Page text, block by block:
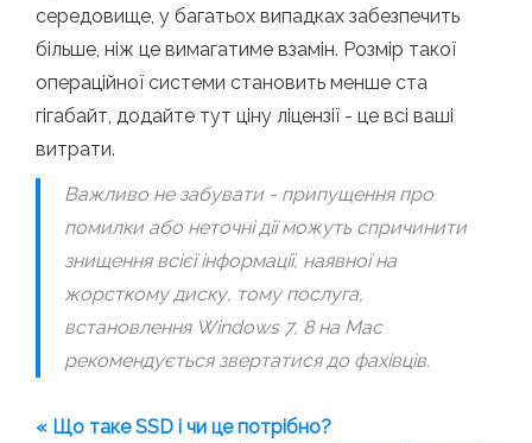
середовище, у багатьох випадках забезпечить
більше, ніж це вимагатиме взамін. Розмір такої
операційної системи становить менше ста
гігабайт, додайте тут ціну ліцензії - це всі ваші
витрати.
Важливо не забувати - припущення про
помилки або неточні дії можуть спричинити
знищення всієї інформації, наявної на
жорсткому диску, тому послуга,
встановлення Windows 7, 8 на Mac
рекомендується звертатися до фахівців.
« Що таке SSD і чи це потрібно?